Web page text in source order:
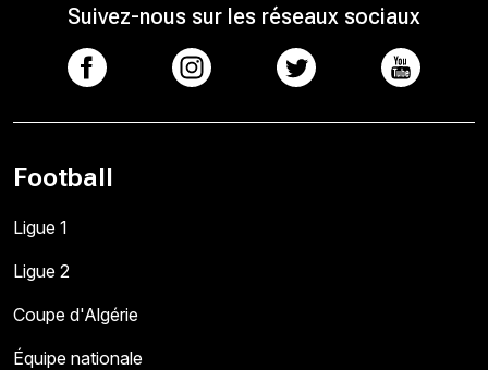
Suivez-nous sur les réseaux sociaux
Football
Ligue 1
Ligue 2
Coupe d'Algérie
Équipe nationale